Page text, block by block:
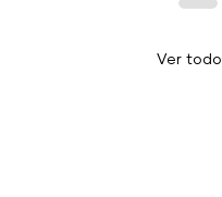
Ver todo